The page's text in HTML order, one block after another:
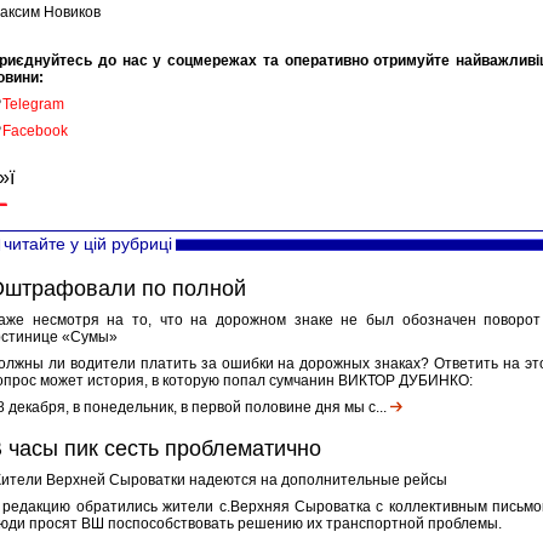
Новиков
до нас у соцмережах та оперативно отримуйте
Telegram
Facebook
читайте у цій рубриці
по полной
несмотря на то, что на дорожном знаке не был обозначен
«Сумы»
ли водители платить за ошибки на дорожных знаках? Ответить на
может история, в которую попал сумчанин ВИКТОР ДУБИНКО:
декабря, в понедельник, в первой половине дня мы с...
часы пик сесть проблематично
Верхней Сыроватки надеются на дополнительные рейсы
редакцию обратились жители с.Верхняя Сыроватка с коллективным
просят ВШ поспособствовать решению их транспортной проблемы.